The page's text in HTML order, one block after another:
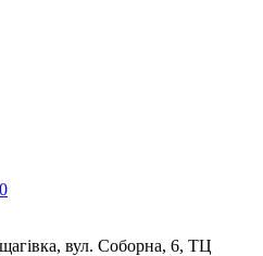
0
вул. Соборна, 6, ТЦ